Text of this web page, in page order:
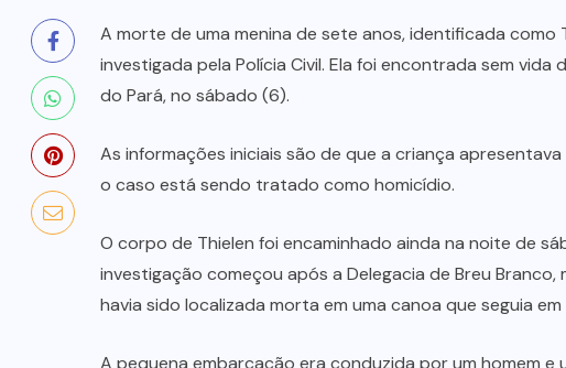
A morte de uma menina de sete anos, identificada como
investigada pela Polícia Civil. Ela foi encontrada sem
do Pará, no sábado (6).
As informações iniciais são de que a criança
o caso está sendo tratado como homicídio.
O corpo de Thielen foi encaminhado ainda na noite de
investigação começou após a Delegacia de Breu
havia sido localizada morta em uma canoa que seguia
A pequena embarcação era conduzida por um homem e